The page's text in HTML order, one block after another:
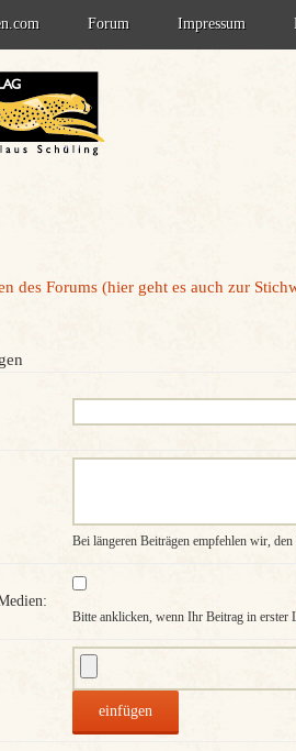
Forum
Forum - Information
Forum-Anmeldung
Impressum
des Forums (hier geht es auch zur
Bei längeren Beiträgen empfehlen wir,
Bitte anklicken, wenn Ihr Beitrag in erster